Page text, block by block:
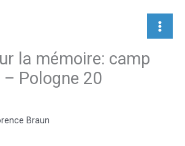
la mémoire: camp
Pologne 20
Braun